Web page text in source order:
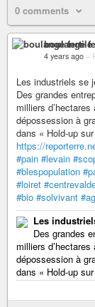
0 comments
boulange
4 years ago –
Les industriels se
Des grandes
milliers
dépossession à
dans « Hold-up
https://
#pain #levain
#blespopulation
#loiret
#bio #solvivant
Les
Des grandes
milliers
dépossession à
dans « Hold-up